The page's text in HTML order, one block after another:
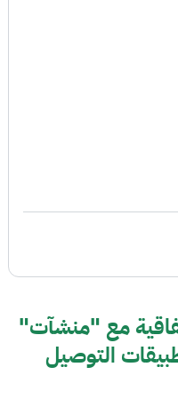
مع "منشآت"
التوصيل